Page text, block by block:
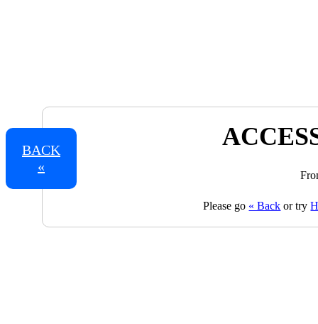
BACK
«
Please go « Back or try